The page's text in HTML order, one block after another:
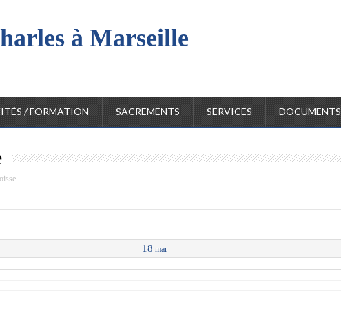
à Marseille
/ FORMATION SACREMENTS SERVICES DOCUMENTS
18 mar